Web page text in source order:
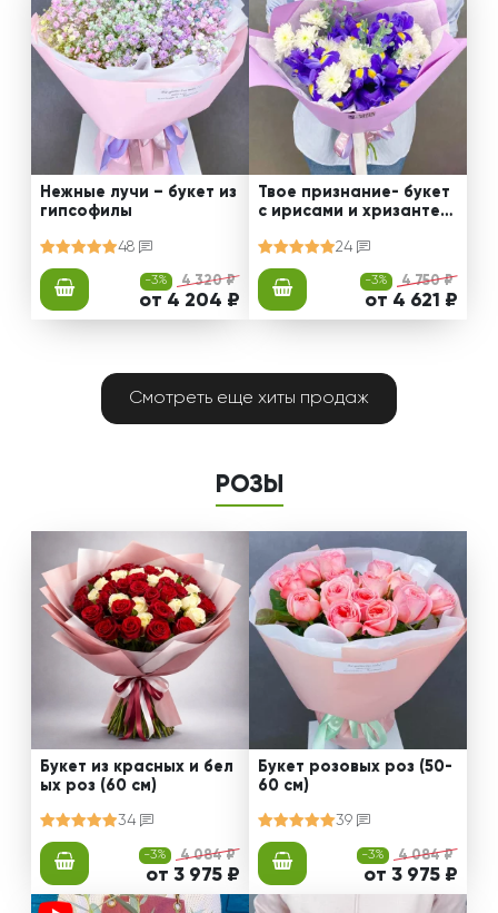
Нежные лучи – букет из
гипсофилы
48
-3% 4 320 ₽
от 4 204 ₽
Твое признание- букет
с ирисами и хризантем
24
-3% 4 750 ₽
от 4 621 ₽
Смотреть еще хиты продаж
РОЗЫ
Букет из красных и бел
ых роз (60 см)
34
-3% 4 084 ₽
от 3 975 ₽
Букет розовых роз (50-
60 см)
39
-3% 4 084 ₽
от 3 975 ₽